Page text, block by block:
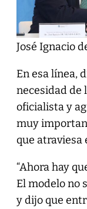
José Ignacio
En esa línea,
necesidad de
oficialista y
muy
que atraviesa
“Ahora hay
El modelo no
y dijo que